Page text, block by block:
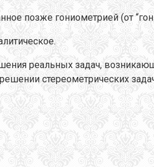
позже гониометрией (от
реальных задач,
стереометрических